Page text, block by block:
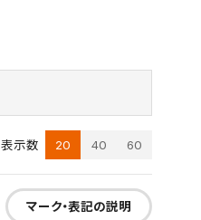
表示数 20 40 60
マーク・表記の説明